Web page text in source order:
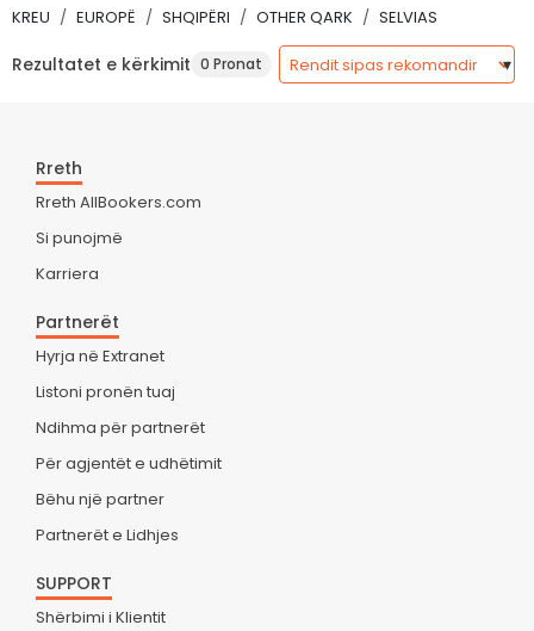
KREU EUROPË SHQIPËRI OTHER QARK SELVIAS
Rezultatet e kërkimit 0 Pronat
Rreth
Rreth AllBookers.com
Si punojmë
Karriera
Partnerët
Hyrja në Extranet
Listoni pronën tuaj
Ndihma për partnerët
Për agjentët e udhëtimit
Bëhu një partner
Partnerët e Lidhjes
SUPPORT
Shërbimi i Klientit